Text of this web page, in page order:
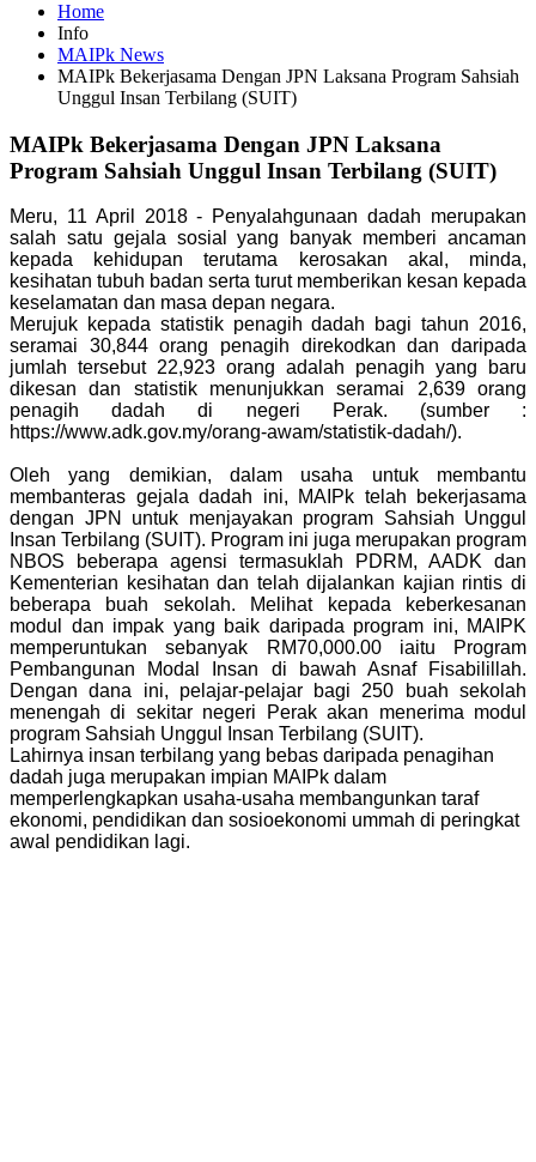
Home
Info
MAIPk News
MAIPk Bekerjasama Dengan JPN Laksana Program Sahsiah
Unggul Insan Terbilang (SUIT)
MAIPk Bekerjasama Dengan JPN Laksana
Program Sahsiah Unggul Insan Terbilang (SUIT)
Meru, 11 April 2018 - Penyalahgunaan dadah merupakan
salah satu gejala sosial yang banyak memberi ancaman
kepada kehidupan terutama kerosakan akal, minda,
kesihatan tubuh badan serta turut memberikan kesan kepada
keselamatan dan masa depan negara.
Merujuk kepada statistik penagih dadah bagi tahun 2016,
seramai 30,844 orang penagih direkodkan dan daripada
jumlah tersebut 22,923 orang adalah penagih yang baru
dikesan dan statistik menunjukkan seramai 2,639 orang
penagih dadah di negeri Perak. (sumber :
https://www.adk.gov.my/orang-awam/statistik-dadah/).
Oleh yang demikian, dalam usaha untuk membantu
membanteras gejala dadah ini, MAIPk telah bekerjasama
dengan JPN untuk menjayakan program Sahsiah Unggul
Insan Terbilang (SUIT). Program ini juga merupakan program
NBOS beberapa agensi termasuklah PDRM, AADK dan
Kementerian kesihatan dan telah dijalankan kajian rintis di
beberapa buah sekolah. Melihat kepada keberkesanan
modul dan impak yang baik daripada program ini, MAIPK
memperuntukan sebanyak RM70,000.00 iaitu Program
Pembangunan Modal Insan di bawah Asnaf Fisabilillah.
Dengan dana ini, pelajar-pelajar bagi 250 buah sekolah
menengah di sekitar negeri Perak akan menerima modul
program Sahsiah Unggul Insan Terbilang (SUIT).
Lahirnya insan terbilang yang bebas daripada penagihan
dadah juga merupakan impian MAIPk dalam
memperlengkapkan usaha-usaha membangunkan taraf
ekonomi, pendidikan dan sosioekonomi ummah di peringkat
awal pendidikan lagi.